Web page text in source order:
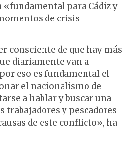
«fundamental para Cádiz y
de crisis
consciente de que hay más
diariamente van a
eso es fundamental el
el nacionalismo de
a hablar y buscar una
trabajadores y pescadores
de este conflicto», ha